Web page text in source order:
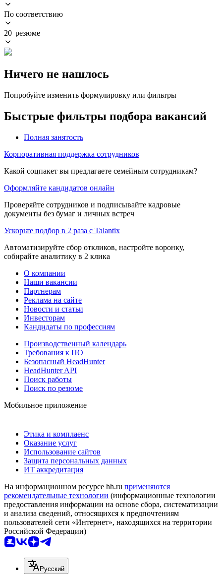
По соответствию
20 резюме
Ничего не нашлось
Попробуйте изменить формулировку или фильтры
Быстрые фильтры подбора вакансий
Полная занятость
Корпоративная поддержка сотрудников
Какой соцпакет вы предлагаете семейным сотрудникам?
Оформляйте кандидатов онлайн
Проверяйте сотрудников и подписывайте кадровые
документы без бумаг и личных встреч
Ускорьте подбор в 2 раза с Talantix
Автоматизируйте сбор откликов, настройте воронку,
собирайте аналитику в 2 клика
О компании
Наши вакансии
Партнерам
Реклама на сайте
Новости и статьи
Инвесторам
Кандидаты по профессиям
Производственный календарь
Требования к ПО
Безопасный HeadHunter
HeadHunter API
Поиск работы
Поиск по резюме
Мобильное приложение
Этика и комплаенс
Оказание услуг
Использование сайтов
Защита персональных данных
ИТ аккредитация
На информационном ресурсе hh.ru применяются
рекомендательные технологии (информационные технологии
предоставления информации на основе сбора, систематизации
и анализа сведений, относящихся к предпочтениям
пользователей сети «Интернет», находящихся на территории
Российской Федерации)
Русский